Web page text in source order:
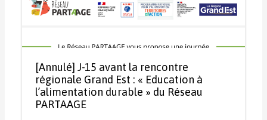
[Annulé] J-15 avant la rencontre
régionale Grand Est : « Education à
l’alimentation durable » du Réseau
PARTAAGE